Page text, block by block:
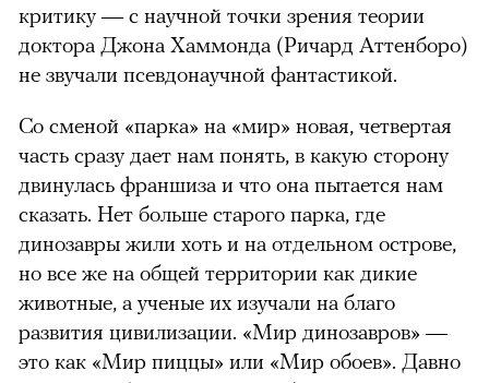
критику — с научной точки зрения теории
доктора Джона Хаммонда (Ричард Аттенборо)
не звучали псевдонаучной фантастикой.
Со сменой «парка» на «мир» новая, четвертая
часть сразу дает нам понять, в какую сторону
двинулась франшиза и что она пытается нам
сказать. Нет больше старого парка, где
динозавры жили хоть и на отдельном острове,
но все же на общей территории как дикие
животные, а ученые их изучали на благо
развития цивилизации. «Мир динозавров» —
это как «Мир пиццы» или «Мир обоев». Давно